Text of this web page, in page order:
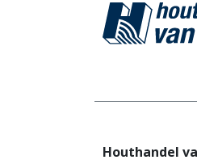
Houthandel